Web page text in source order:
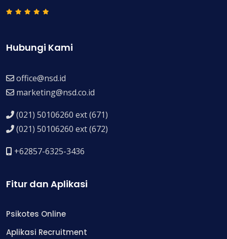
Hubungi Kami
office@nsd.id
marketing@nsd.co.id
(021) 50106260 ext (671)
(021) 50106260 ext (672)
+62857-6325-3436
Fitur dan Aplikasi
Psikotes Online
Aplikasi Recruitment